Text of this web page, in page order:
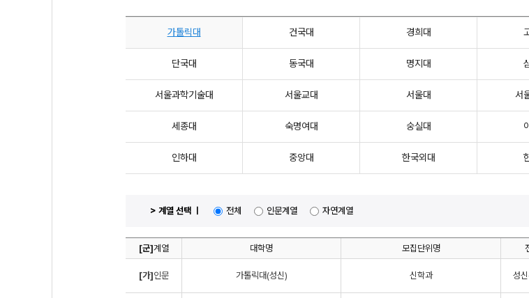
가톨릭대 건국대 경희대
단국대 동국대 명지대
서울과학기술대 서울교대 서울대 서
세종대 숙명여대 숭실대
인하대 중앙대 한국외대
> 계열 선택 ㅣ 전체 인문계열 자연계열
[군]계열 대학명 모집단위명
[가]인문 가톨릭대(성신) 신학과 성